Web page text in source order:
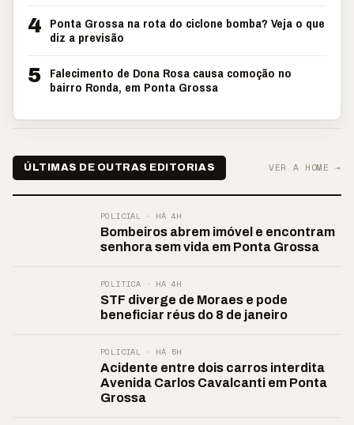
4 Ponta Grossa na rota do ciclone bomba? Veja o que
diz a previsão
5 Falecimento de Dona Rosa causa comoção no
bairro Ronda, em Ponta Grossa
ÚLTIMAS DE OUTRAS EDITORIAS VER A HOME →
POLICIAL · HÁ 4H
Bombeiros abrem imóvel e encontram
senhora sem vida em Ponta Grossa
POLÍTICA · HÁ 4H
STF diverge de Moraes e pode
beneficiar réus do 8 de janeiro
POLICIAL · HÁ 5H
Acidente entre dois carros interdita
Avenida Carlos Cavalcanti em Ponta
Grossa